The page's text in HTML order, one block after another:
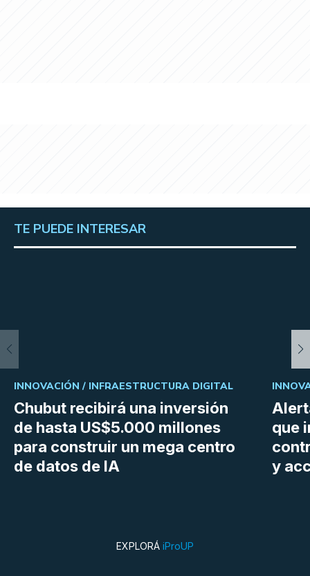
TE PUEDE INTERESAR
Chubut recibirá una inversión
de hasta US$5.000 millones
para construir un mega centro
de datos de IA
INNOVACIÓN / INFRAESTRUCTURA DIGITAL
que
y
EXPLORÁ iProUP